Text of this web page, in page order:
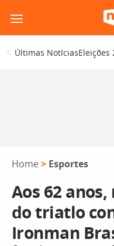
para
o
conteúdo
Últimas NotíciasEleições
Home > Esportes
Aos 62
do triatlo
Ironman